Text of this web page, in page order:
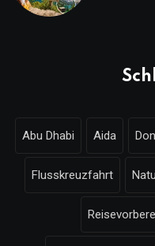
Abu Dhabi Aida
Flusskreuzfahrt